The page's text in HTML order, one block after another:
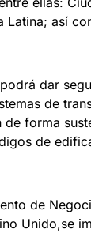
Latina; así
dar
de
forma
de
de
Unido,se